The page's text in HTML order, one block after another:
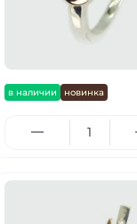
в наличии новинка